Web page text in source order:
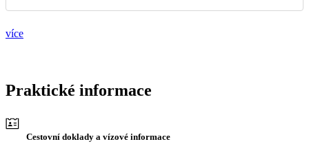
více
Praktické informace
Cestovní doklady a vízové informace